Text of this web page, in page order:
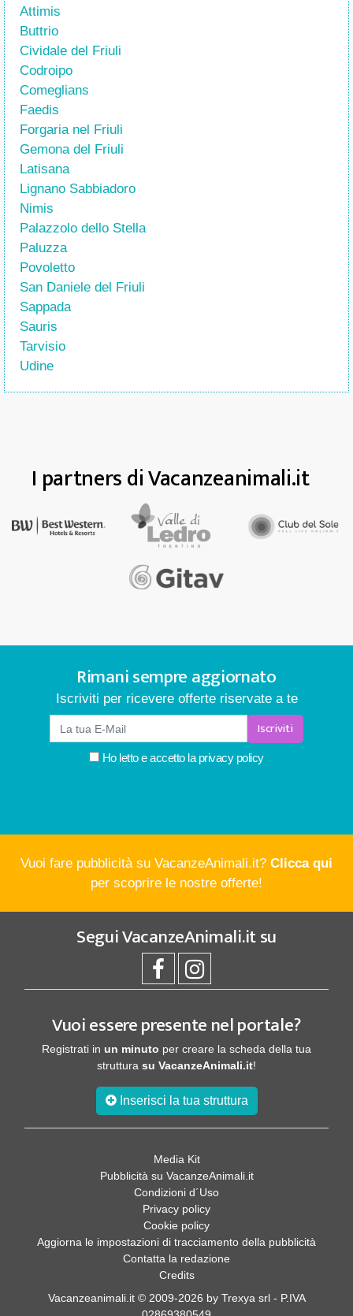
Attimis
Buttrio
Cividale del Friuli
Codroipo
Comeglians
Faedis
Forgaria nel Friuli
Gemona del Friuli
Latisana
Lignano Sabbiadoro
Nimis
Palazzolo dello Stella
Paluzza
Povoletto
San Daniele del Friuli
Sappada
Sauris
Tarvisio
Udine
I partners di Vacanzeanimali.it
Rimani sempre aggiornato
Iscriviti per ricevere offerte riservate a te
Iscriviti
Ho letto e accetto laprivacy policy
Vuoi fare pubblicità su VacanzeAnimali.it? Clicca qui
per scoprire le nostre offerte!
SeguiVacanzeAnimali.itsu
Vuoi essere presente nel portale?
Registrati in un minuto per creare la scheda della tua
struttura su VacanzeAnimali.it!
Inserisci la tua struttura
Media Kit
Pubblicità su VacanzeAnimali.it
Condizioni d´Uso
Privacy policy
Cookie policy
Aggiorna le impostazioni di tracciamento della pubblicità
Contatta la redazione
Credits
Vacanzeanimali.it © 2009-2026 by Trexya srl - P.IVA